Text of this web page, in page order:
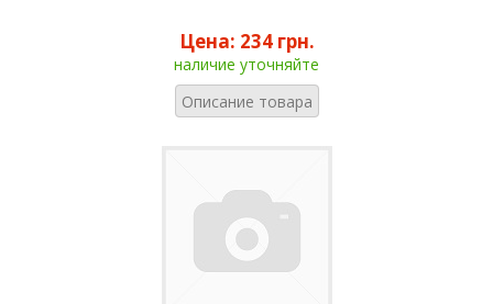
Цена: 234 грн.
наличие уточняйте
Описание товара